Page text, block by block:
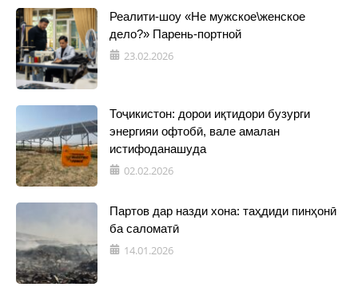
Реалити-шоу «Не мужское\женское
дело?» Парень-портной
23.02.2026
Тоҷикистон: дорои иқтидори бузурги
энергияи офтобӣ, вале амалан
истифоданашуда
02.02.2026
Партов дар назди хона: таҳдиди пинҳонӣ
ба саломатӣ
14.01.2026